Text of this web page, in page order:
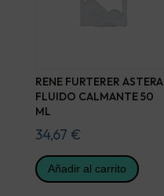
RENE FURTERER ASTERA
FLUIDO CALMANTE 50
ML
34,67 €
Añadir al carrito